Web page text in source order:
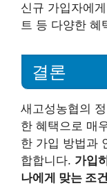
신규 가입자에
트 등 다양한 혜
결론
새고성농협의
한 혜택으로 매
한 가입 방법과
합합니다. 가입
나에게 맞는 조